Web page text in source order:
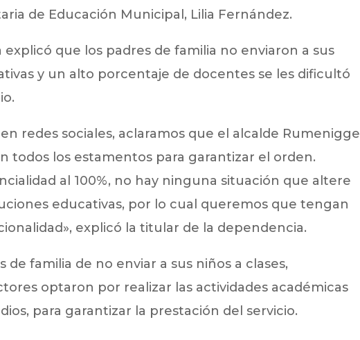
de Educación Municipal, Lilia Fernández.
que los padres de familia no enviaron a sus
y un alto porcentaje de docentes se les dificultó
redes sociales, aclaramos que el alcalde Rumenigge
todos los estamentos para garantizar el orden.
al 100%, no hay ninguna situación que altere
educativas, por lo cual queremos que tengan
explicó la titular de la dependencia.
de familia de no enviar a sus niños a clases,
optaron por realizar las actividades académicas
para garantizar la prestación del servicio.